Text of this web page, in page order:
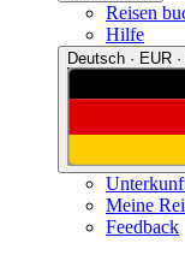
Reisen
Hilfe
Deutsch · EUR
Meine
Feedback